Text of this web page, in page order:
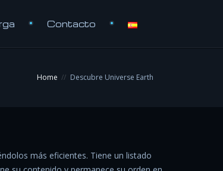
Contacto
Home Descubre Universe Earth
más eficientes. Tiene un listado